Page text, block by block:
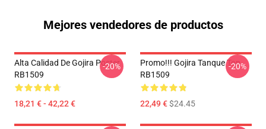
Mejores vendedores de productos
Alta Calidad De Gojira Poster
RB1509
18,21 € - 42,22 €
-20%
Promo!!! Gojira Tanque Top
RB1509
22,49 €$24.45
-20%